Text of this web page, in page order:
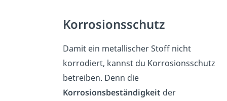
Korrosionsschutz
Damit ein metallischer Stoff nicht
korrodiert, kannst du Korrosionsschutz
betreiben. Denn die
Korrosionsbeständigkeit der